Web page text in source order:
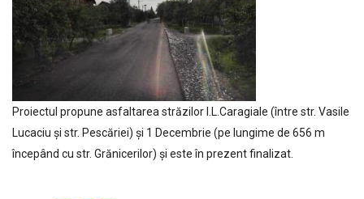
Proiectul propune asfaltarea străzilor I.L.Caragiale (între str. Vasile
Lucaciu și str. Pescăriei) și 1 Decembrie (pe lungime de 656 m
începând cu str. Grănicerilor) și este în prezent finalizat.